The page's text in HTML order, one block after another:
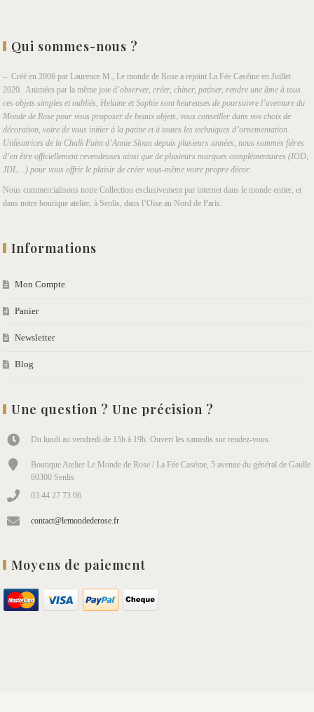
Qui sommes-nous ?
– Créé en 2006 par Laurence M., Le monde de Rose a rejoint La Fée Caséine en Juillet
2020. Animées par la même joie d’observer, créer, chiner, patiner, rendre une âme à tous
ces objets simples et oubliés, Helaine et Sophie sont heureuses de poursuivre l’aventure du
Monde de Rose pour vous proposer de beaux objets, vous conseiller dans vos choix de
décoration, voire de vous initier à la patine et à toutes les techniques d’ornementation.
Utilisatrices de la Chalk Paint d’Annie Sloan depuis plusieurs années, nous sommes fières
d’en être officiellement revendeuses ainsi que de plusieurs marques complémentaires (IOD,
JDL…) pour vous offrir le plaisir de créer vous-même votre propre décor.
Nous commercialisons notre Collection exclusivement par internet dans le monde entier, et
dans notre boutique atelier, à Senlis, dans l’Oise au Nord de Paris.
Informations
Mon Compte
Panier
Newsletter
Blog
Une question ? Une précision ?
Du lundi au vendredi de 15h à 19h. Ouvert les samedis sur rendez-vous.
Boutique Atelier Le Monde de Rose / La Fée Caséine, 5 avenue du général de Gaulle
60300 Senlis
03 44 27 73 06
contact@lemondederose.fr
Moyens de paiement